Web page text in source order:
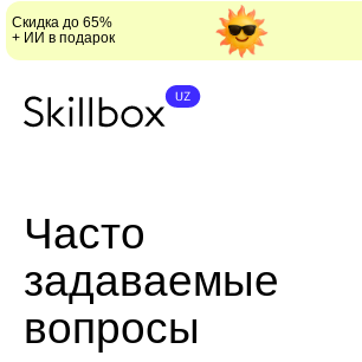
Скидка до 65%
+ ИИ в подарок
Часто
задаваемые
вопросы